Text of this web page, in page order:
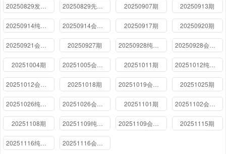
20250829先导片 20250907期 20250913期
20250914会员版 20250917期 20250920期
20250927期 20250928会员版
20251004期 20251005会员版 20251011期 20251012纯享版
20251018期 20251025期
20251026会员版 20251101期 20251102会员版
20251108期 20251109纯享版 20251115期
20251116会员版